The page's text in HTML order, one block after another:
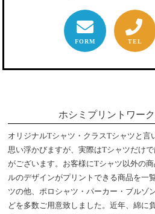
FORM TEL
ホシミプリントワー
オリジナルTシャツ・クラスTシャツと言
思い浮かびますが、実際はTシャツだけ
がございます。お客様にTシャツ以外の
ルのデザインがプリントできる商品を一
ツの他、ポロシャツ・パーカー・ブルゾ
どを多数ご用意致しました。近年、綿に